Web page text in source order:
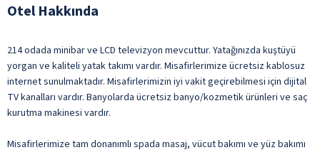
Otel Hakkında
214 odada minibar ve LCD televizyon mevcuttur. Yatağınızda kuştüyü
yorgan ve kaliteli yatak takımı vardır. Misafirlerimize ücretsiz kablosuz
internet sunulmaktadır. Misafirlerimizin iyi vakit geçirebilmesi için dijital
TV kanalları vardır. Banyolarda ücretsiz banyo/kozmetik ürünleri ve saç
kurutma makinesi vardır.
Misafirlerimize tam donanımlı spada masaj, vücut bakımı ve yüz bakımı